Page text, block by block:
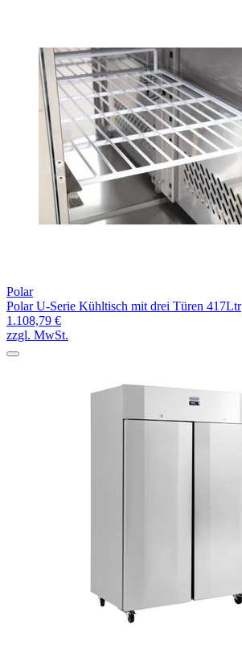
Polar
Polar U-Serie Kühltisch mit drei Türen 417Ltr
1.108,79 €
zzgl. MwSt.